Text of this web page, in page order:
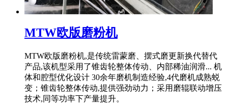
MTW欧版磨粉机
MTW欧版磨粉机,是传统雷蒙磨、摆式磨更新换代替代
产品,该机型采用了锥齿轮整体传动、内部稀油润滑... 机
体和腔型优化设计 30余年磨机制造经验,4代磨机成熟蜕
变；锥齿轮整体传动,提供强劲动力；采用磨辊联动增压
技术,同等功率下产量提升。